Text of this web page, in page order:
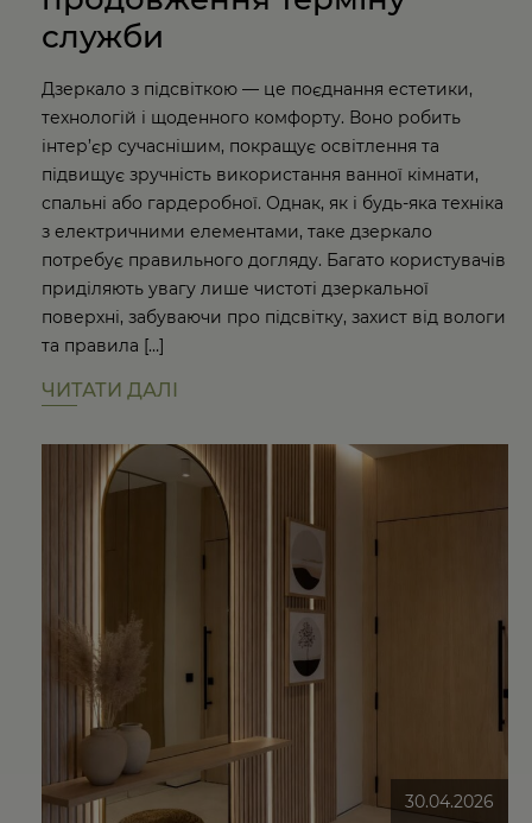
служби
Дзеркало з підсвіткою — це поєднання естетики,
технологій і щоденного комфорту. Воно робить
інтер’єр сучаснішим, покращує освітлення та
підвищує зручність використання ванної кімнати,
спальні або гардеробної. Однак, як і будь-яка техніка
з електричними елементами, таке дзеркало
потребує правильного догляду. Багато користувачів
приділяють увагу лише чистоті дзеркальної
поверхні, забуваючи про підсвітку, захист від вологи
та правила […]
ЧИТАТИ ДАЛІ
30.04.2026